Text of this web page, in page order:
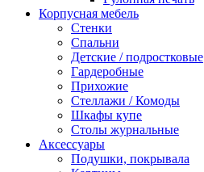
Корпусная мебель
Стенки
Спальни
Детские / подростковые
Гардеробные
Прихожие
Стеллажи / Комоды
Шкафы купе
Столы журнальные
Аксессуары
Подушки, покрывала